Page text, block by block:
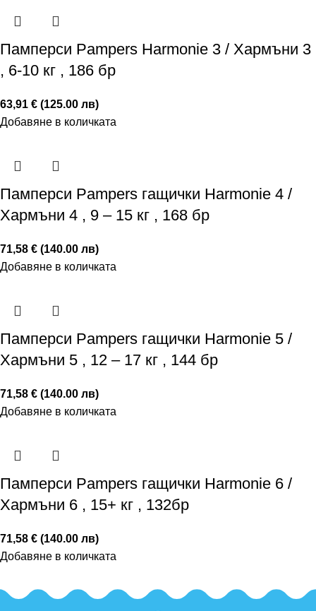
Памперси Pampers Harmonie 3 / Хармъни 3
, 6-10 кг , 186 бр
63,91 € (125.00 лв)
Добавяне в количката
Памперси Pampers гащички Harmonie 4 /
Хармъни 4 , 9 – 15 кг , 168 бр
71,58 € (140.00 лв)
Добавяне в количката
Памперси Pampers гащички Harmonie 5 /
Хармъни 5 , 12 – 17 кг , 144 бр
71,58 € (140.00 лв)
Добавяне в количката
Памперси Pampers гащички Harmonie 6 /
Хармъни 6 , 15+ кг , 132бр
71,58 € (140.00 лв)
Добавяне в количката